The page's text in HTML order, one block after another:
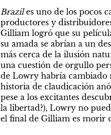
Brazil es uno de los pocos
productores y
Gilliam logró que su
su amada se abrían a un
más cerca de la ilusión
una cuestión de orgullo
de Lowry habría cambiado
historia de claudicación
pese a los excitantes
la libertad?), Lowry no
el final de Gilliam es morir